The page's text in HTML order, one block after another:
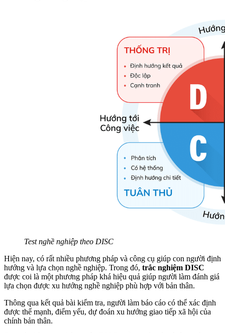
Test nghề nghiệp theo DISC
Hiện nay, có rất nhiều phương pháp và công cụ giúp con người định
hướng và lựa chọn nghề nghiệp. Trong đó, trắc nghiệm DISC
được coi là một phương pháp khá hiệu quả giúp người làm đánh giá
lựa chọn được xu hướng nghề nghiệp phù hợp với bản thân.
Thông qua kết quả bài kiểm tra, người làm báo cáo có thể xác định
được thế mạnh, điểm yếu, dự đoán xu hướng giao tiếp xã hội của
chính bản thân.